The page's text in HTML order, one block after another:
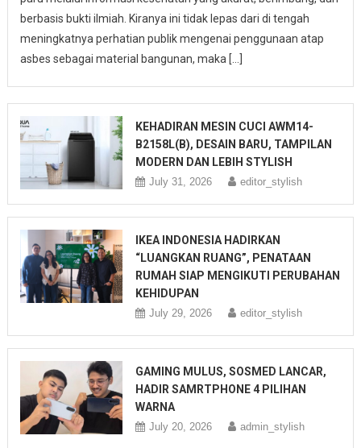
berbasis bukti ilmiah. Kiranya ini tidak lepas dari di tengah
meningkatnya perhatian publik mengenai penggunaan atap
asbes sebagai material bangunan, maka […]
KEHADIRAN MESIN CUCI AWM14-
B2158L(B), DESAIN BARU, TAMPILAN
MODERN DAN LEBIH STYLISH
July 31, 2026 editor_stylish
IKEA INDONESIA HADIRKAN
“LUANGKAN RUANG”, PENATAAN
RUMAH SIAP MENGIKUTI PERUBAHAN
KEHIDUPAN
July 29, 2026 editor_stylish
GAMING MULUS, SOSMED LANCAR,
HADIR SAMRTPHONE 4 PILIHAN
WARNA
July 20, 2026 admin_stylish